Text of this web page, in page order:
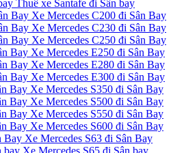
Thuê xe Santafe đi Sân bay
Xe Mercedes C200 đi Sân Bay
Xe Mercedes C230 đi Sân Bay
Xe Mercedes C250 đi Sân Bay
Xe Mercedes E250 đi Sân Bay
Xe Mercedes E280 đi Sân Bay
Xe Mercedes E300 đi Sân Bay
Xe Mercedes S350 đi Sân Bay
Xe Mercedes S500 đi Sân Bay
Xe Mercedes S550 đi Sân Bay
Xe Mercedes S600 đi Sân Bay
Xe Mercedes S63 đi Sân Bay